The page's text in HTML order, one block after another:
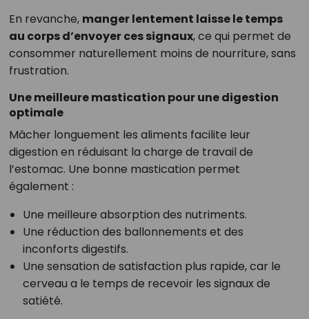
En revanche, manger lentement laisse le temps
au corps d’envoyer ces signaux, ce qui permet de
consommer naturellement moins de nourriture, sans
frustration.
Une meilleure mastication pour une digestion
optimale
Mâcher longuement les aliments facilite leur
digestion en réduisant la charge de travail de
l’estomac. Une bonne mastication permet
également :
Une meilleure absorption des nutriments.
Une réduction des ballonnements et des
inconforts digestifs.
Une sensation de satisfaction plus rapide, car le
cerveau a le temps de recevoir les signaux de
satiété.